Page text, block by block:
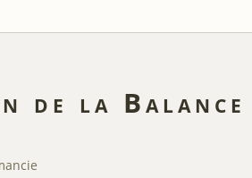
de la Balance